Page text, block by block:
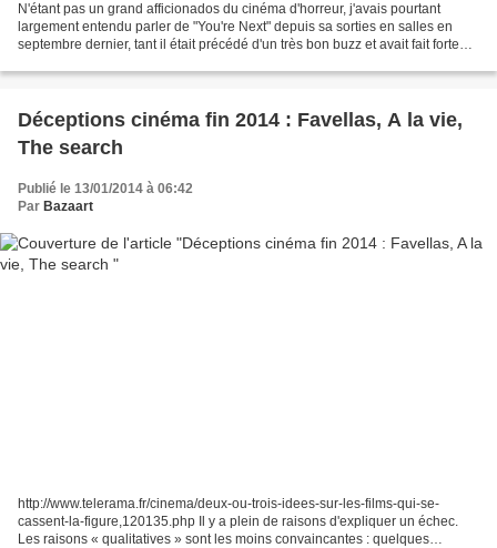
N'étant pas un grand afficionados du cinéma d'horreur, j'avais pourtant
largement entendu parler de "You're Next" depuis sa sorties en salles en
septembre dernier, tant il était précédé d'un très bon buzz et avait fait forte
Déceptions cinéma fin 2014 : Favellas, A la vie,
The search
Publié le 13/01/2014 à 06:42
Par Bazaart
http://www.telerama.fr/cinema/deux-ou-trois-idees-sur-les-films-qui-se-
cassent-la-figure,120135.php Il y a plein de raisons d'expliquer un échec.
Les raisons « qualitatives » sont les moins convaincantes : quelques